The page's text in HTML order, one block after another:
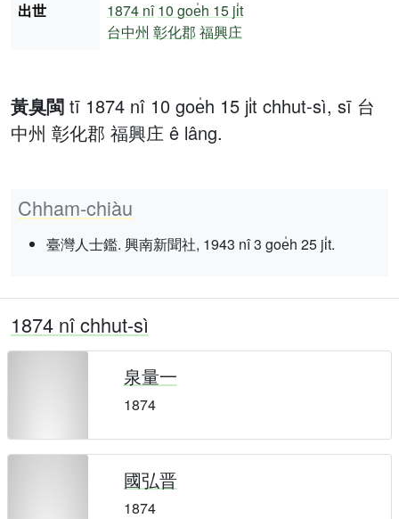
黃臭閩 tī 1874 nî 10 goe̍h 15 ji̍t chhut-sì, sī 台
中州 彰化郡 福興庄 ê lâng.
Chham-chiàu
臺灣人士鑑. 興南新聞社, 1943 nî 3 goe̍h 25 ji̍t.
出世 1874 nî 10 goe̍h 15 ji̍t
台中州 彰化郡 福興庄
1874 nî chhut-sì
泉量一
1874
國弘晋
1874